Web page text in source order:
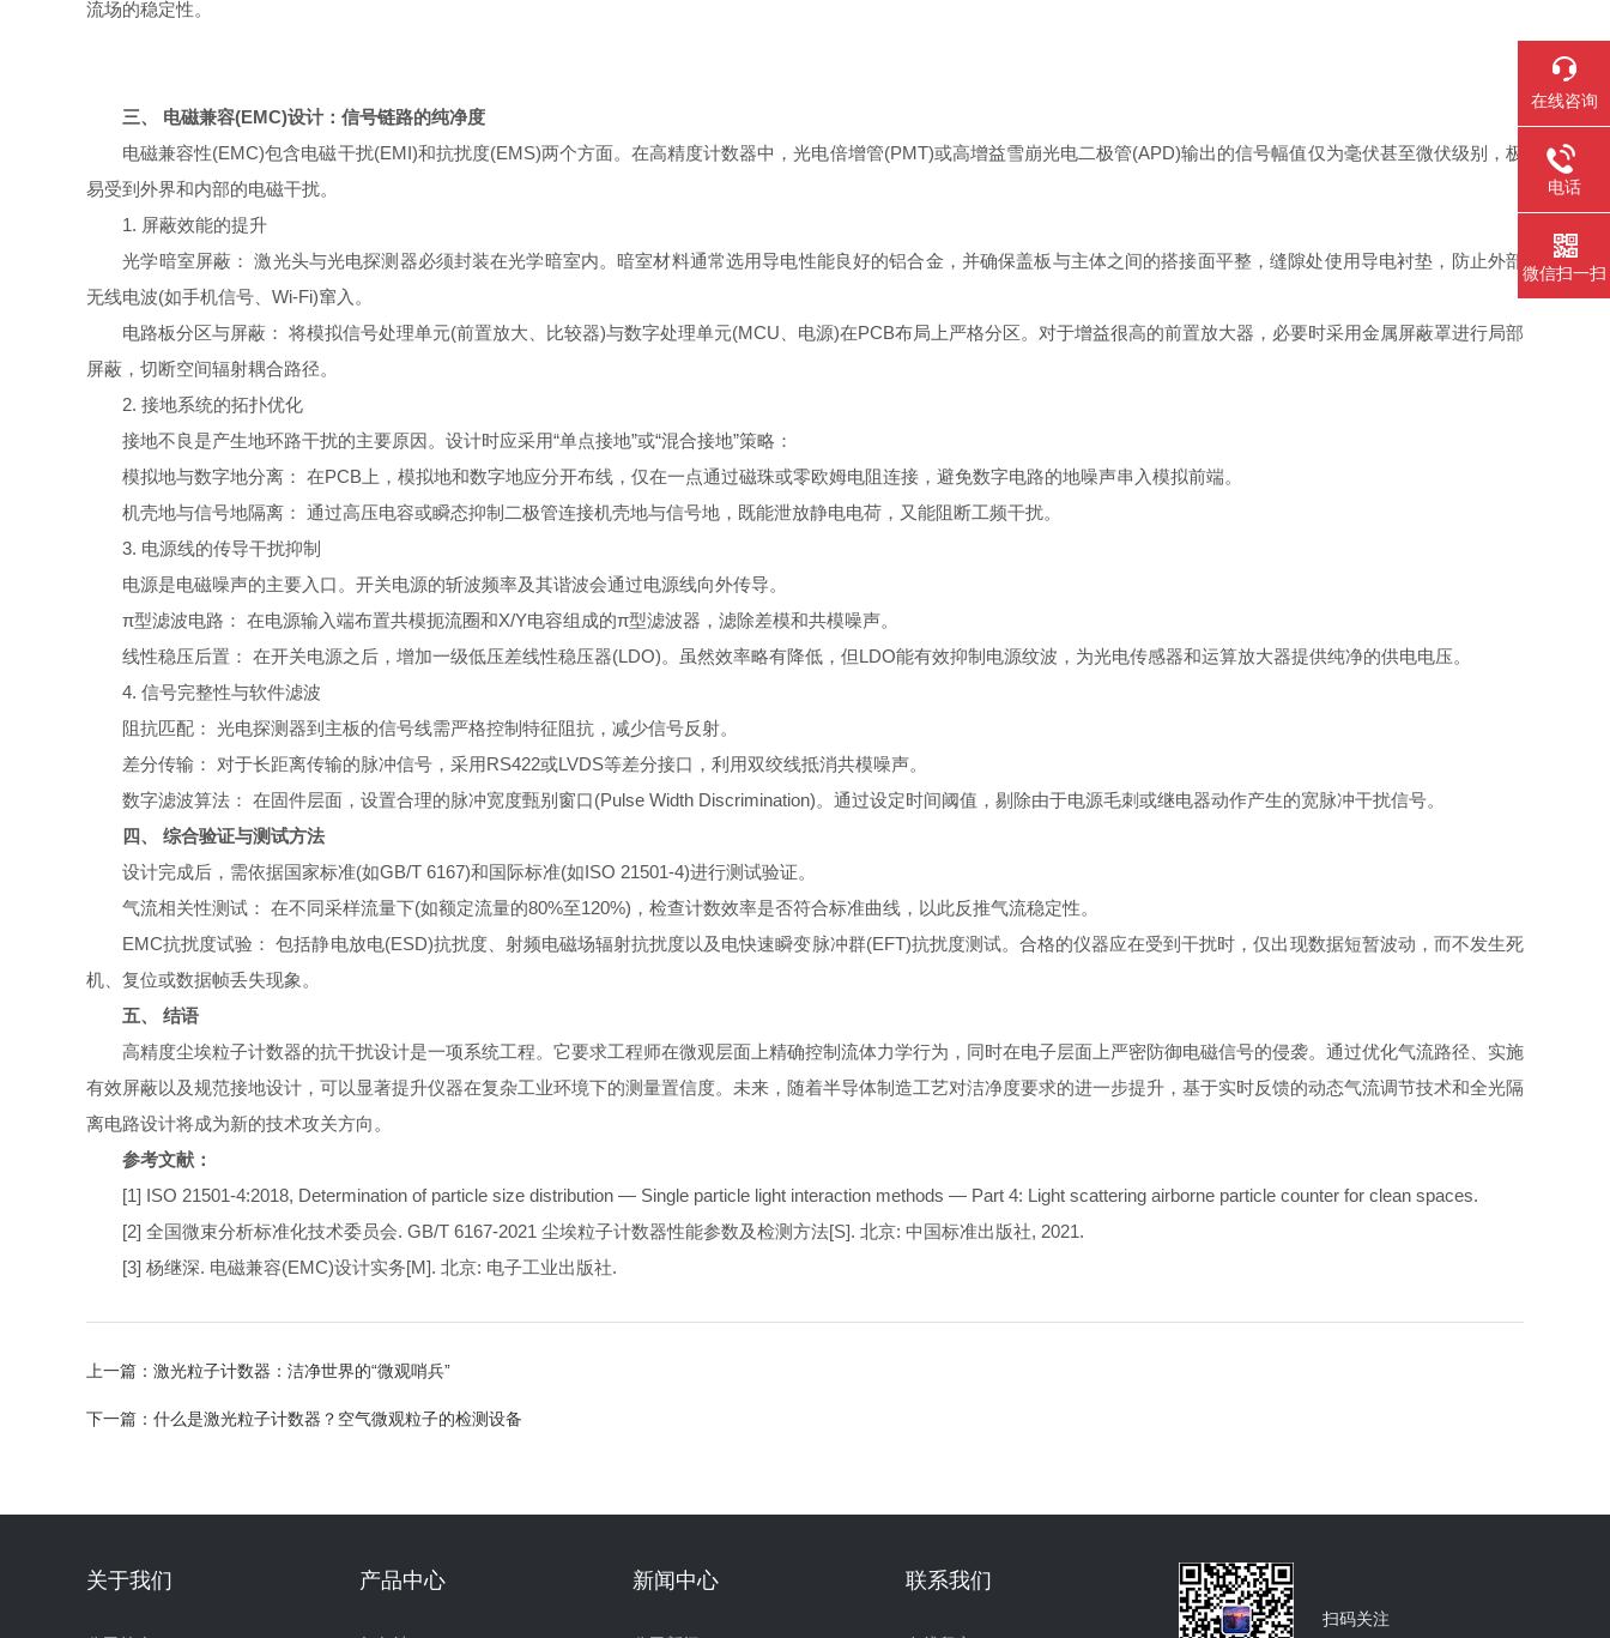
流场的稳定性。
三、 电磁兼容(EMC)设计：信号链路的纯净度
电磁兼容性(EMC)包含电磁干扰(EMI)和抗扰度(EMS)两个方面。在高精度计数器中，光电倍增管(PMT)或高增益雪崩光电二极管(APD)输出的信号幅值仅为毫伏甚至微伏级别，极
易受到外界和内部的电磁干扰。
1. 屏蔽效能的提升
光学暗室屏蔽：​ 激光头与光电探测器必须封装在光学暗室内。暗室材料通常选用导电性能良好的铝合金，并确保盖板与主体之间的搭接面平整，缝隙处使用导电衬垫，防止外部
无线电波(如手机信号、Wi-Fi)窜入。
电路板分区与屏蔽：​ 将模拟信号处理单元(前置放大、比较器)与数字处理单元(MCU、电源)在PCB布局上严格分区。对于增益很高的前置放大器，必要时采用金属屏蔽罩进行局部
屏蔽，切断空间辐射耦合路径。
2. 接地系统的拓扑优化
接地不良是产生地环路干扰的主要原因。设计时应采用“单点接地”或“混合接地”策略：
模拟地与数字地分离：​ 在PCB上，模拟地和数字地应分开布线，仅在一点通过磁珠或零欧姆电阻连接，避免数字电路的地噪声串入模拟前端。
机壳地与信号地隔离：​ 通过高压电容或瞬态抑制二极管连接机壳地与信号地，既能泄放静电电荷，又能阻断工频干扰。
3. 电源线的传导干扰抑制
电源是电磁噪声的主要入口。开关电源的斩波频率及其谐波会通过电源线向外传导。
π型滤波电路：​ 在电源输入端布置共模扼流圈和X/Y电容组成的π型滤波器，滤除差模和共模噪声。
线性稳压后置：​ 在开关电源之后，增加一级低压差线性稳压器(LDO)。虽然效率略有降低，但LDO能有效抑制电源纹波，为光电传感器和运算放大器提供纯净的供电电压。
4. 信号完整性与软件滤波
阻抗匹配：​ 光电探测器到主板的信号线需严格控制特征阻抗，减少信号反射。
差分传输：​ 对于长距离传输的脉冲信号，采用RS422或LVDS等差分接口，利用双绞线抵消共模噪声。
数字滤波算法：​ 在固件层面，设置合理的脉冲宽度甄别窗口(Pulse Width Discrimination)。通过设定时间阈值，剔除由于电源毛刺或继电器动作产生的宽脉冲干扰信号。
四、 综合验证与测试方法
设计完成后，需依据国家标准(如GB/T 6167)和国际标准(如ISO 21501-4)进行测试验证。
气流相关性测试：​ 在不同采样流量下(如额定流量的80%至120%)，检查计数效率是否符合标准曲线，以此反推气流稳定性。
EMC抗扰度试验：​ 包括静电放电(ESD)抗扰度、射频电磁场辐射抗扰度以及电快速瞬变脉冲群(EFT)抗扰度测试。合格的仪器应在受到干扰时，仅出现数据短暂波动，而不发生死
机、复位或数据帧丢失现象。
五、 结语
高精度尘埃粒子计数器的抗干扰设计是一项系统工程。它要求工程师在微观层面上精确控制流体力学行为，同时在电子层面上严密防御电磁信号的侵袭。通过优化气流路径、实施
有效屏蔽以及规范接地设计，可以显著提升仪器在复杂工业环境下的测量置信度。未来，随着半导体制造工艺对洁净度要求的进一步提升，基于实时反馈的动态气流调节技术和全光隔
离电路设计将成为新的技术攻关方向。
参考文献：
[1] ISO 21501-4:2018, Determination of particle size distribution — Single particle light interaction methods — Part 4: Light scattering airborne particle counter for clean spaces.
[2] 全国微束分析标准化技术委员会. GB/T 6167-2021 尘埃粒子计数器性能参数及检测方法[S]. 北京: 中国标准出版社, 2021.
[3] 杨继深. 电磁兼容(EMC)设计实务[M]. 北京: 电子工业出版社.
上一篇： 激光粒子计数器：洁净世界的“微观哨兵”
下一篇： 什么是激光粒子计数器？空气微观粒子的检测设备
关于我们 产品中心 新闻中心 联系我们
扫码关注
在线咨询
电话
微信扫一扫